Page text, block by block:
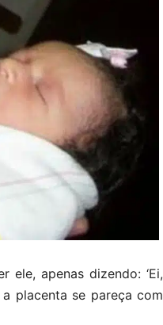
ele, apenas dizendo: ‘Ei,
placenta se pareça com